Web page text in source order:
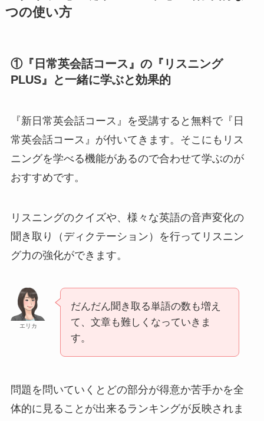
つの使い方
①『日常英会話コース』の『リスニング
PLUS』と一緒に学ぶと効果的
『新日常英会話コース』を受講すると無料で『日
常英会話コース』が付いてきます。そこにもリス
ニングを学べる機能があるので合わせて学ぶのが
おすすめです。
リスニングのクイズや、様々な英語の音声変化の
聞き取り（ディクテーション）を行ってリスニン
グ力の強化ができます。
エリカ
だんだん聞き取る単語の数も増え
て、文章も難しくなっていきま
す。
問題を問いていくとどの部分が得意か苦手かを全
体的に見ることが出来るランキングが反映されま